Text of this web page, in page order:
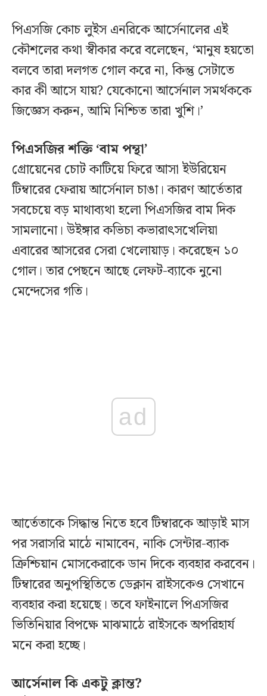
পিএসজি কোচ লুইস এনরিকে আর্সেনালের এই
কৌশলের কথা স্বীকার করে বলেছেন, ‘মানুষ হয়তো
বলবে তারা দলগত গোল করে না, কিন্তু সেটাতে
কার কী আসে যায়? যেকোনো আর্সেনাল সমর্থককে
জিজ্ঞেস করুন, আমি নিশ্চিত তারা খুশি।’
পিএসজির শক্তি ‘বাম পন্থা’
গ্রোয়েনের চোট কাটিয়ে ফিরে আসা ইউরিয়েন
টিম্বারের ফেরায় আর্সেনাল চাঙা। কারণ আর্তেতার
সবচেয়ে বড় মাথাব্যথা হলো পিএসজির বাম দিক
সামলানো। উইঙ্গার কভিচা কভারাৎসখেলিয়া
এবারের আসরের সেরা খেলোয়াড়। করেছেন ১০
গোল। তার পেছনে আছে লেফট-ব্যাকে নুনো
মেন্দেসের গতি।
ad
আর্তেতাকে সিদ্ধান্ত নিতে হবে টিম্বারকে আড়াই মাস
পর সরাসরি মাঠে নামাবেন, নাকি সেন্টার-ব্যাক
ক্রিশ্চিয়ান মোসকেরাকে ডান দিকে ব্যবহার করবেন।
টিম্বারের অনুপস্থিতিতে ডেক্লান রাইসকেও সেখানে
ব্যবহার করা হয়েছে। তবে ফাইনালে পিএসজির
ভিতিনিয়ার বিপক্ষে মাঝমাঠে রাইসকে অপরিহার্য
মনে করা হচ্ছে।
আর্সেনাল কি একটু ক্লান্ত?